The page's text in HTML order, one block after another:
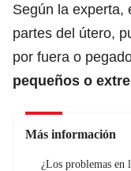
Según la experta,
partes del útero,
por fuera o
pequeños o
Más información
¿Los problemas en